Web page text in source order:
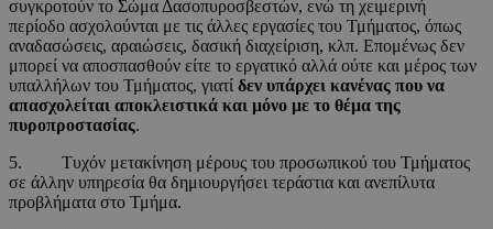
συγκροτούν το Σώμα Δασοπυροσβεστών, ενώ τη χειμερινή
περίοδο ασχολούνται με τις άλλες εργασίες του Τμήματος, όπως
αναδασώσεις, αραιώσεις, δασική διαχείριση, κλπ. Επομένως δεν
μπορεί να αποσπασθούν είτε το εργατικό αλλά ούτε και μέρος των
υπαλλήλων του Τμήματος, γιατί δεν υπάρχει κανένας που να
απασχολείται αποκλειστικά και μόνο με το θέμα της
πυροπροστασίας.
5. Τυχόν μετακίνηση μέρους του προσωπικού του Τμήματος
σε άλλην υπηρεσία θα δημιουργήσει τεράστια και ανεπίλυτα
προβλήματα στο Τμήμα.